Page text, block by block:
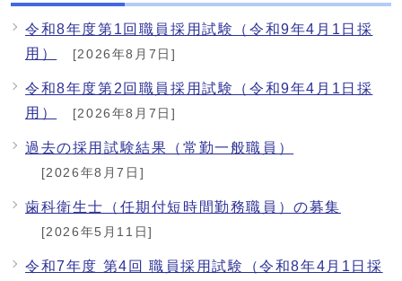
令和8年度第1回職員採用試験（令和9年4月1日採
用）
[2026年8月7日]
令和8年度第2回職員採用試験（令和9年4月1日採
用）
[2026年8月7日]
過去の採用試験結果（常勤一般職員）
[2026年8月7日]
歯科衛生士（任期付短時間勤務職員）の募集
[2026年5月11日]
令和7年度 第4回 職員採用試験（令和8年4月1日採